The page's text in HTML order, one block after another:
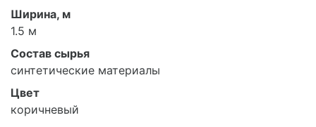
Ширина, м
1.5 м
Состав сырья
синтетические материалы
Цвет
коричневый